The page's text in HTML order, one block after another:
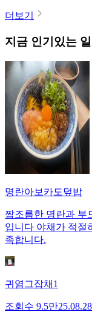
더보기
지금 인기있는
명란아보카도덮밥
짭조름한 명란과 부
입니다 야채가 적절
족합니다.
귀염그잡채1
조회수 9.5만25.08.28